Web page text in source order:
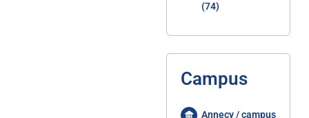
(74)
Campus
Annecy / campus